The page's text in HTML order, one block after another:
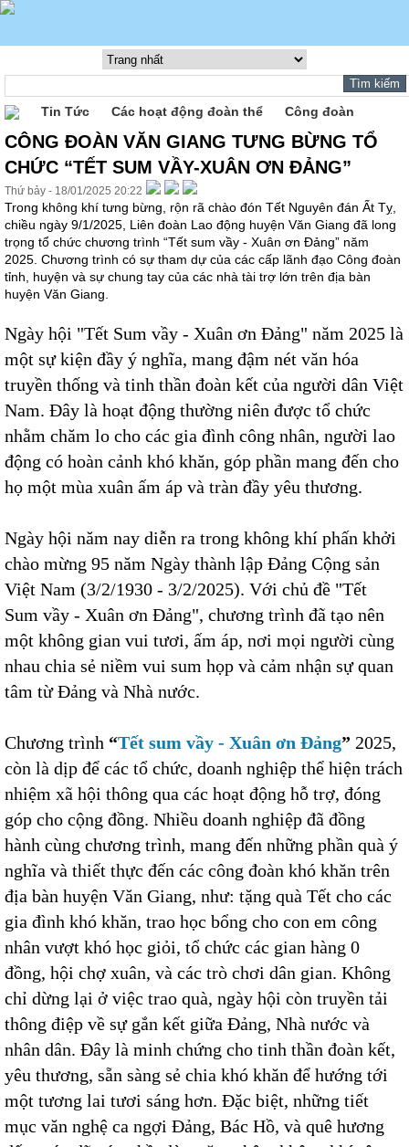
Tin Tức Các hoạt động đoàn thể Công đoàn
CÔNG ĐOÀN VĂN GIANG TƯNG BỪNG TỔ
CHỨC “TẾT SUM VẦY-XUÂN ƠN ĐẢNG”
Thứ bảy - 18/01/2025 20:22
Trong không khí tưng bừng, rộn rã chào đón Tết Nguyên đán Ất Tỵ,
chiều ngày 9/1/2025, Liên đoàn Lao động huyện Văn Giang đã long
trọng tổ chức chương trình “Tết sum vầy - Xuân ơn Đảng” năm
2025. Chương trình có sự tham dự của các cấp lãnh đạo Công đoàn
tỉnh, huyện và sự chung tay của các nhà tài trợ lớn trên địa bàn
huyện Văn Giang.
Ngày hội "Tết Sum vầy - Xuân ơn Đảng" năm 2025 là
một sự kiện đầy ý nghĩa, mang đậm nét văn hóa
truyền thống và tinh thần đoàn kết của người dân Việt
Nam. Đây là hoạt động thường niên được tổ chức
nhằm chăm lo cho các gia đình công nhân, người lao
động có hoàn cảnh khó khăn, góp phần mang đến cho
họ một mùa xuân ấm áp và tràn đầy yêu thương.
Ngày hội năm nay diễn ra trong không khí phấn khởi
chào mừng 95 năm Ngày thành lập Đảng Cộng sản
Việt Nam (3/2/1930 - 3/2/2025). Với chủ đề "Tết
Sum vầy - Xuân ơn Đảng", chương trình đã tạo nên
một không gian vui tươi, ấm áp, nơi mọi người cùng
nhau chia sẻ niềm vui sum họp và cảm nhận sự quan
tâm từ Đảng và Nhà nước.
Chương trình “Tết sum vầy - Xuân ơn Đảng” 2025,
còn là dịp để các tổ chức, doanh nghiệp thể hiện trách
nhiệm xã hội thông qua các hoạt động hỗ trợ, đóng
góp cho cộng đồng. Nhiều doanh nghiệp đã đồng
hành cùng chương trình, mang đến những phần quà ý
nghĩa và thiết thực đến các công đoàn khó khăn trên
địa bàn huyện Văn Giang, như: tặng quà Tết cho các
gia đình khó khăn, trao học bổng cho con em công
nhân vượt khó học giỏi, tổ chức các gian hàng 0
đồng, hội chợ xuân, và các trò chơi dân gian. Không
chỉ dừng lại ở việc trao quà, ngày hội còn truyền tải
thông điệp về sự gắn kết giữa Đảng, Nhà nước và
nhân dân. Đây là minh chứng cho tinh thần đoàn kết,
yêu thương, sẵn sàng sẻ chia khó khăn để hướng tới
một tương lai tươi sáng hơn. Đặc biệt, những tiết
mục văn nghệ ca ngợi Đảng, Bác Hồ, và quê hương